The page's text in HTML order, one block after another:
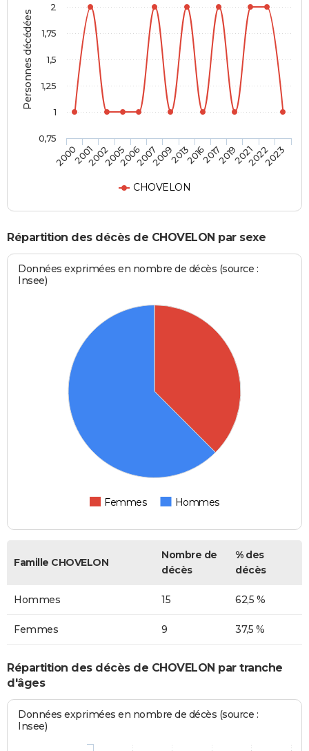
Personnes décédées
CHOVELON
20002001200220052006200720092013201620172019202120222023
0,75
1
1,25
1,5
1,75
2
Répartition des décès de CHOVELON par sexe
Données exprimées en nombre de décès (source :
Insee)
Femmes Hommes
Famille CHOVELON
Nombre de
décès
% des
décès
Hommes 15 62,5 %
Femmes 9 37,5 %
Répartition des décès de CHOVELON par tranche
d'âges
Données exprimées en nombre de décès (source :
Insee)